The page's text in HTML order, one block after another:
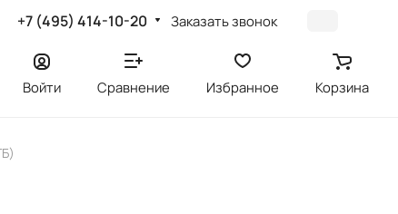
+7 (495) 414-10-20 Заказать звонок
Войти Сравнение Избранное Корзина